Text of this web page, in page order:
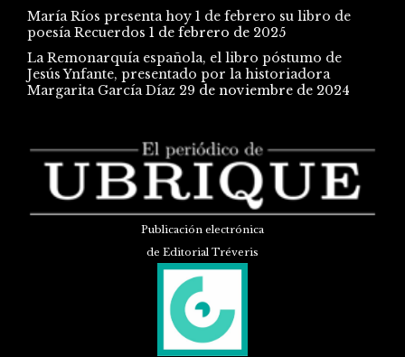
María Ríos presenta hoy 1 de febrero su libro de
poesía Recuerdos 1 de febrero de 2025
La Remonarquía española, el libro póstumo de
Jesús Ynfante, presentado por la historiadora
Margarita García Díaz 29 de noviembre de 2024
Publicación electrónica
de Editorial Tréveris